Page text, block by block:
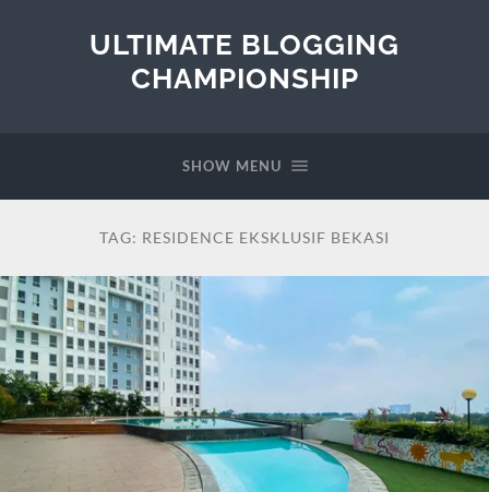
ULTIMATE BLOGGING
CHAMPIONSHIP
SHOW MENU
TAG: RESIDENCE EKSKLUSIF BEKASI